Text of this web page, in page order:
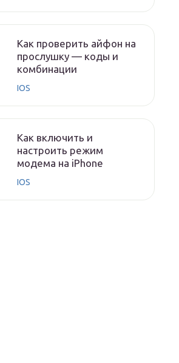
Как проверить айфон на
прослушку — коды и
комбинации
IOS
Как включить и
настроить режим
модема на iPhone
IOS